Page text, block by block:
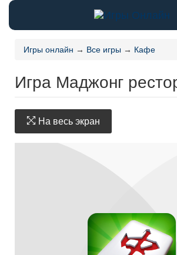
Игры онлайн → Все игры → Кафе
Игра Маджонг
На весь экран